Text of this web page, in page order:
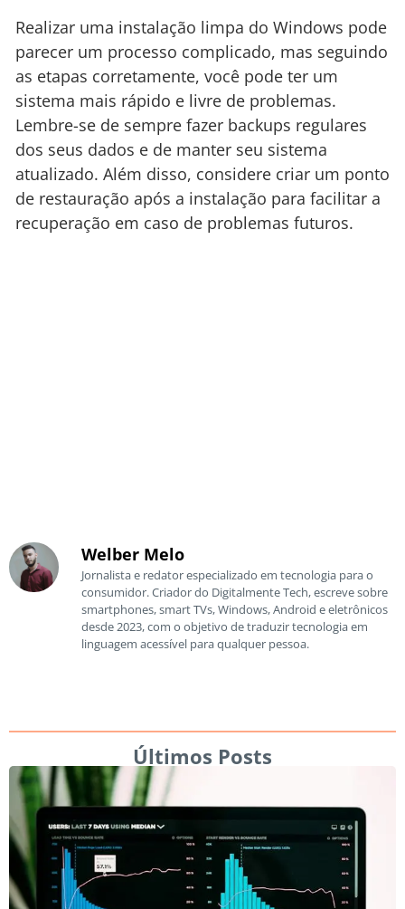
Realizar uma instalação limpa do Windows pode
parecer um processo complicado, mas seguindo
as etapas corretamente, você pode ter um
sistema mais rápido e livre de problemas.
Lembre-se de sempre fazer backups regulares
dos seus dados e de manter seu sistema
atualizado. Além disso, considere criar um ponto
de restauração após a instalação para facilitar a
recuperação em caso de problemas futuros.
Welber Melo
Jornalista e redator especializado em tecnologia para o
consumidor. Criador do Digitalmente Tech, escreve sobre
smartphones, smart TVs, Windows, Android e eletrônicos
desde 2023, com o objetivo de traduzir tecnologia em
linguagem acessível para qualquer pessoa.
Últimos Posts